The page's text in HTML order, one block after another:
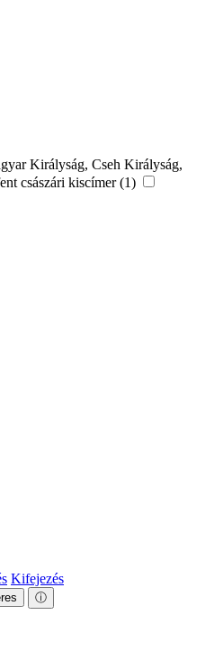
Királyság, Cseh Királyság,
császári kiscímer (1)
Kifejezés
ⓘ